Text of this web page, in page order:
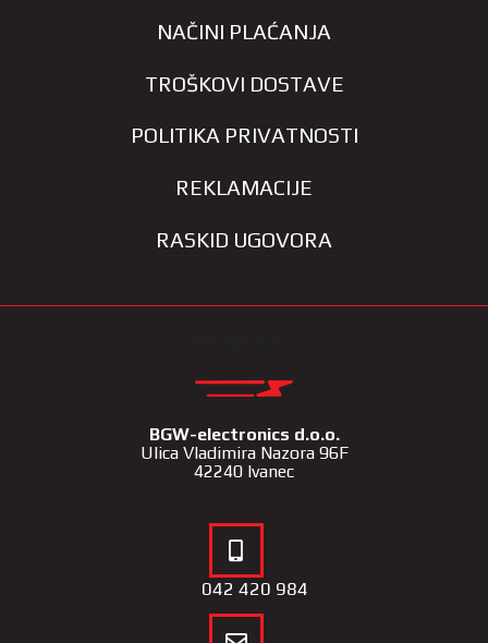
NAČINI PLAĆANJA
TROŠKOVI DOSTAVE
POLITIKA PRIVATNOSTI
REKLAMACIJE
RASKID UGOVORA
BGW-electronics d.o.o.
Ulica Vladimira Nazora 96F
42240 Ivanec
042 420 984